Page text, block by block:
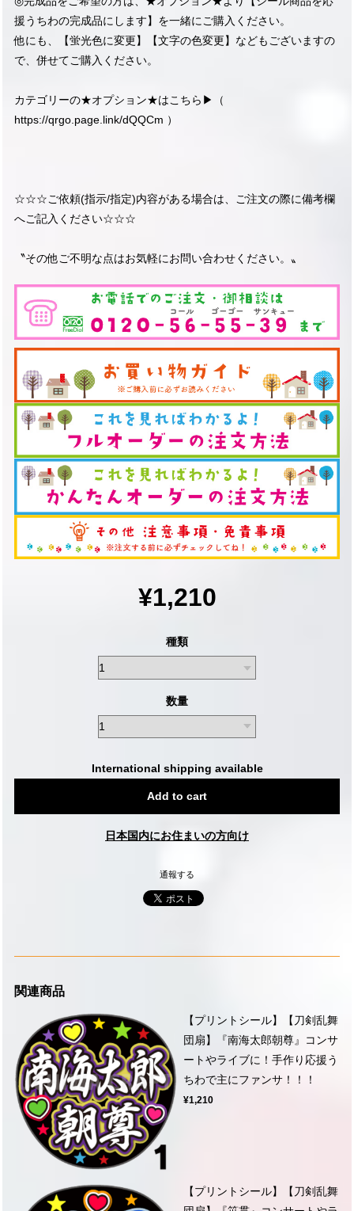
援うちわの完成品にします】を一緒にご購入ください。
他にも、【蛍光色に変更】【文字の色変更】などもございますの
で、併せてご購入ください。
カテゴリーの★オプション★はこちら▶︎（
https://qrgo.page.link/dQQCm ）
☆☆☆ご依頼(指示/指定)内容がある場合は、ご注文の際に備考欄
へご記入ください☆☆☆
〝その他ご不明な点はお気軽にお問い合わせください。〟
¥1,210
種類
数量
International shipping available
Add to cart
日本国内にお住まいの方向け
通報する
関連商品
【プリントシール】【刀剣乱舞
団扇】『南海太郎朝尊』コンサ
ートやライブに！手作り応援う
ちわで主にファンサ！！！
¥1,210
【プリントシール】【刀剣乱舞